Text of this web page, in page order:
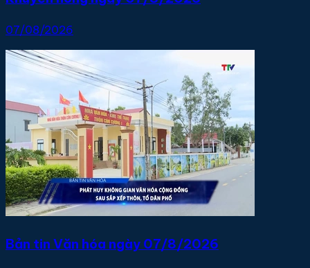
07/08/2026
Bản tin Văn hóa ngày 07/8/2026